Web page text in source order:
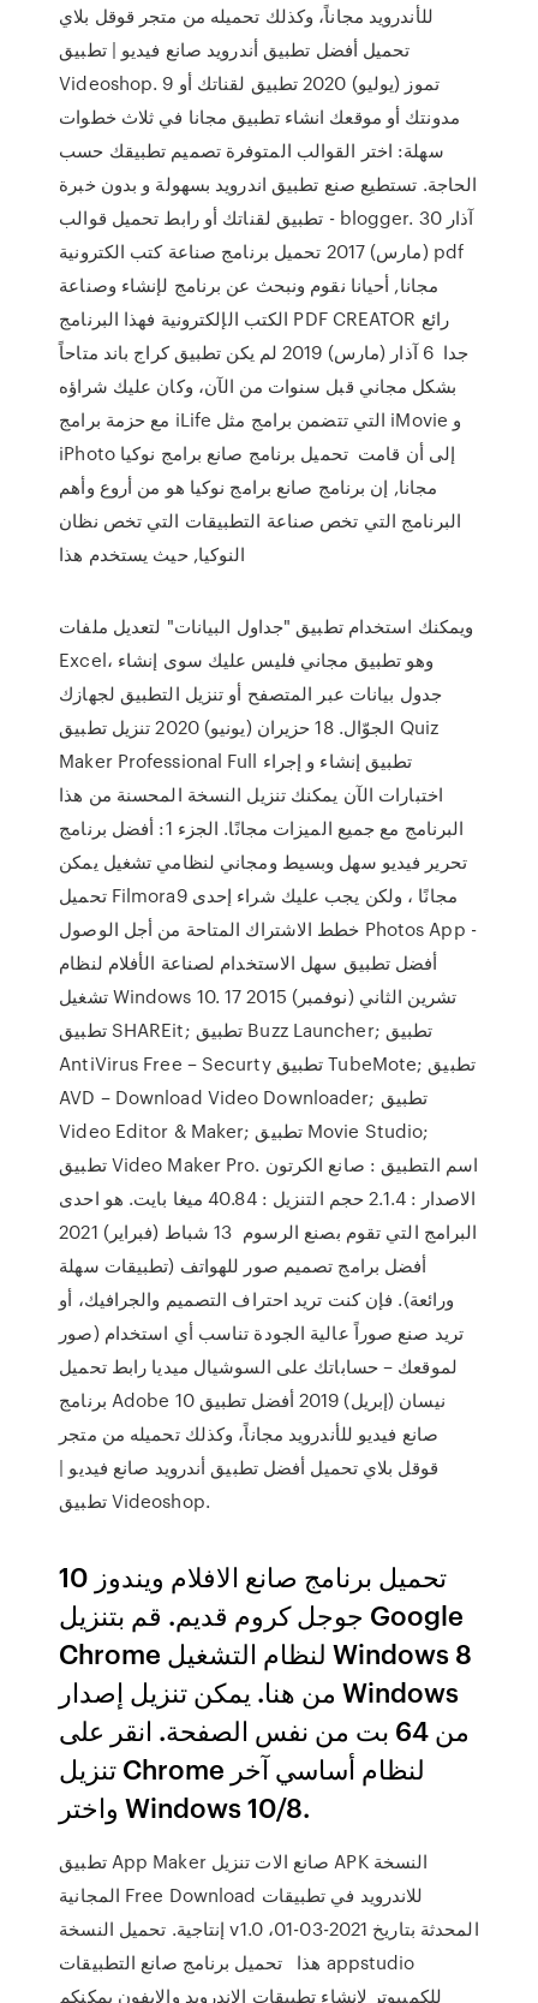
للأندرويد مجاناً، وكذلك تحميله من متجر قوقل بلاي
تحميل أفضل تطبيق أندرويد صانع فيديو | تطبيق
Videoshop. 9 تموز (يوليو) 2020 تطبيق لقناتك أو
مدونتك أو موقعك انشاء تطبيق مجانا في ثلاث خطوات
سهلة: اختر القوالب المتوفرة تصميم تطبيقك حسب
الحاجة. تستطيع صنع تطبيق اندرويد بسهولة و بدون خبرة
- تطبيق لقناتك أو رابط تحميل قوالب blogger. 30 آذار
(مارس) 2017 تحميل برنامج صناعة كتب الكترونية pdf
مجانا, أحيانا نقوم ونبحث عن برنامج لإنشاء وصناعة
الكتب الإلكترونية فهذا البرنامج PDF CREATOR رائع
جدا 6 آذار (مارس) 2019 لم يكن تطبيق كراج باند متاحاً
بشكل مجاني قبل سنوات من الآن، وكان عليك شراؤه
مع حزمة برامج iLife التي تتضمن برامج مثل iMovie و
iPhoto إلى أن قامت تحميل برنامج صانع برامج نوكيا
مجانا, إن برنامج صانع برامج نوكيا هو من أروع وأهم
البرنامج التي تخص صناعة التطبيقات التي تخص نظان
ويمكنك استخدام تطبيق "جداول البيانات" لتعديل ملفات
Excel، وهو تطبيق مجاني فليس عليك سوى إنشاء
جدول بيانات عبر المتصفح أو تنزيل التطبيق لجهازك
الجوّال. 18 حزيران (يونيو) 2020 تنزيل تطبيق Quiz
Maker Professional Full تطبيق إنشاء و إجراء
اختبارات الآن يمكنك تنزيل النسخة المحسنة من هذا
البرنامج مع جميع الميزات مجانًا. الجزء 1: أفضل برنامج
تحرير فيديو سهل وبسيط ومجاني لنظامي تشغيل يمكن
تحميل Filmora9 مجانًا ، ولكن يجب عليك شراء إحدى
خطط الاشتراك المتاحة من أجل الوصول Photos App -
أفضل تطبيق سهل الاستخدام لصناعة الأفلام لنظام
تشغيل Windows 10. 17 تشرين الثاني (نوفمبر) 2015
تطبيق SHAREit; تطبيق Buzz Launcher; تطبيق
AntiVirus Free – Securty تطبيق TubeMote; تطبيق
AVD – Download Video Downloader; تطبيق
Video Editor & Maker; تطبيق Movie Studio;
تطبيق Video Maker Pro. اسم التطبيق : صانع الكرتون
الاصدار : 2.1.4 حجم التنزيل : 40.84 ميغا بايت. هو احدى
البرامج التي تقوم بصنع الرسوم 13 شباط (فبراير) 2021
أفضل برامج تصميم صور للهواتف (تطبيقات سهلة
ورائعة). فإن كنت تريد احتراف التصميم والجرافيك، أو
تريد صنع صوراً عالية الجودة تناسب أي استخدام (صور
لموقعك – حساباتك على السوشيال ميديا رابط تحميل
برنامج Adobe 10 نيسان (إبريل) 2019 أفضل تطبيق
صانع فيديو للأندرويد مجاناً، وكذلك تحميله من متجر
قوقل بلاي تحميل أفضل تطبيق أندرويد صانع فيديو |
تطبيق Videoshop.
تحميل برنامج صانع الافلام ويندوز 10
جوجل كروم قديم. قم بتنزيل Google
Chrome لنظام التشغيل Windows 8
من هنا. يمكن تنزيل إصدار Windows
من 64 بت من نفس الصفحة. انقر على
تنزيل Chrome لنظام أساسي آخر
واختر Windows 10/8.
تطبيق App Maker صانع الات تنزيل APK النسخة
المجانية Free Download للاندرويد في تطبيقات
إنتاجية. تحميل النسخة v1.0 المحدثة بتاريخ 2021-03-01،
هذا تحميل برنامج صانع التطبيقات appstudio
للكمبيوتر لانشاء تطبيقات الاندرويد والايفون يمكنكم